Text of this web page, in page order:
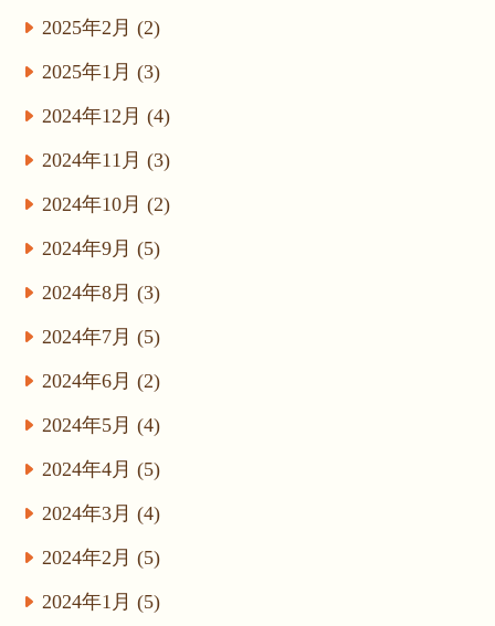
2025年2月 (2)
2025年1月 (3)
2024年12月 (4)
2024年11月 (3)
2024年10月 (2)
2024年9月 (5)
2024年8月 (3)
2024年7月 (5)
2024年6月 (2)
2024年5月 (4)
2024年4月 (5)
2024年3月 (4)
2024年2月 (5)
2024年1月 (5)